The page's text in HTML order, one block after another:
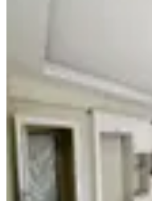
Site'de
4+1·225
AMAZON